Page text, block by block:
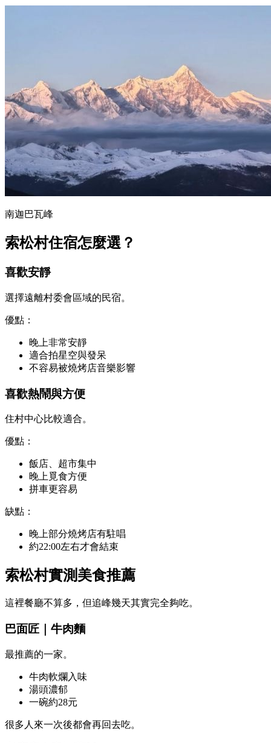
南迦巴瓦峰
索松村住宿怎麼選？
喜歡安靜
選擇遠離村委會區域的民宿。
優點：
晚上非常安靜
適合拍星空與發呆
不容易被燒烤店音樂影響
喜歡熱鬧與方便
住村中心比較適合。
優點：
飯店、超市集中
晚上覓食方便
拼車更容易
缺點：
晚上部分燒烤店有駐唱
約22:00左右才會結束
索松村實測美食推薦
這裡餐廳不算多，但追峰幾天其實完全夠吃。
巴面匠｜牛肉麵
最推薦的一家。
牛肉軟爛入味
湯頭濃郁
一碗約28元
很多人來一次後都會再回去吃。